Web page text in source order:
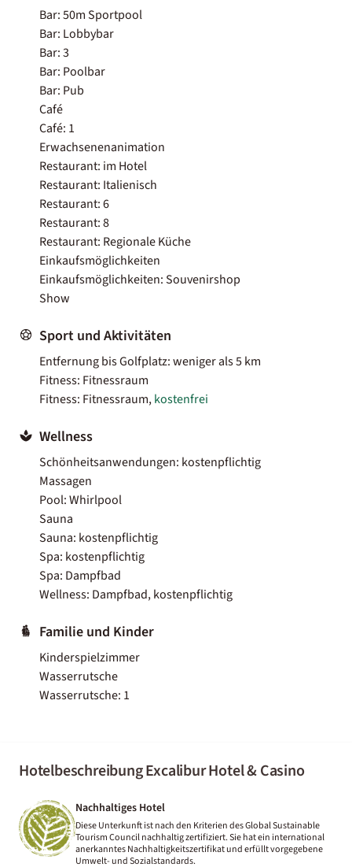
Bar: 50m Sportpool
Bar: Lobbybar
Bar: 3
Bar: Poolbar
Bar: Pub
Café
Café: 1
Erwachsenenanimation
Restaurant: im Hotel
Restaurant: Italienisch
Restaurant: 6
Restaurant: 8
Restaurant: Regionale Küche
Einkaufsmöglichkeiten
Einkaufsmöglichkeiten: Souvenirshop
Show
Sport und Aktivitäten
Entfernung bis Golfplatz: weniger als 5 km
Fitness: Fitnessraum
Fitness: Fitnessraum,kostenfrei
Wellness
Schönheitsanwendungen: kostenpflichtig
Massagen
Pool: Whirlpool
Sauna
Sauna: kostenpflichtig
Spa: kostenpflichtig
Spa: Dampfbad
Wellness: Dampfbad, kostenpflichtig
Familie und Kinder
Kinderspielzimmer
Wasserrutsche
Wasserrutsche: 1
Hotelbeschreibung Excalibur Hotel & Casino
Nachhaltiges Hotel
Diese Unterkunft ist nach den Kriterien des Global Sustainable
Tourism Council nachhaltig zertifiziert. Sie hat ein international
anerkanntes Nachhaltigkeitszertifikat und erfüllt vorgegebene
Umwelt- und Sozialstandards.